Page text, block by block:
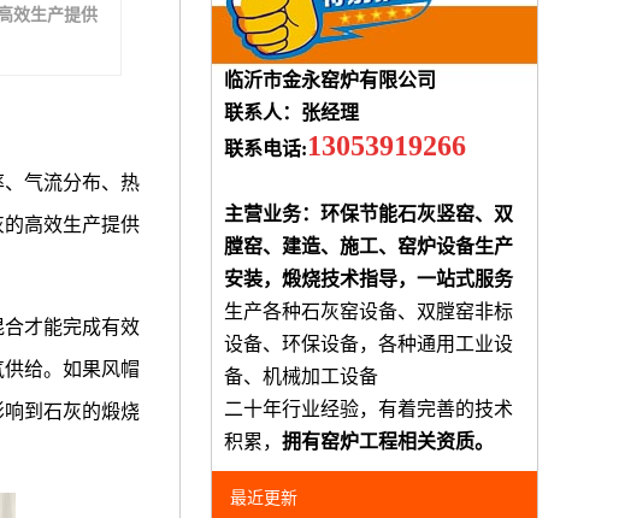
效生产提供
气流分布、热
高效生产提供
才能完成有效
给。如果风帽
到石灰的煅烧
临沂市金永窑炉有限公司
联系人：张经理
联系电话:13053919266
主营业务：环保节能石灰竖窑、双
膛窑、建造、施工、窑炉设备生产
安装，煅烧技术指导，一站式服务
生产各种石灰窑设备、双膛窑非标
设备、环保设备，各种通用工业设
备、机械加工设备
二十年行业经验，有着完善的技术
积累， 拥有窑炉工程相关资质。
最近更新